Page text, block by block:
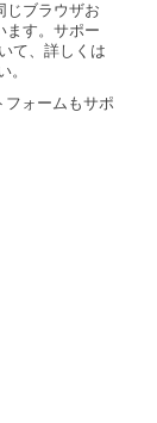
じブラウザお
ます。サポー
て、詳しくは
。
ォームもサポ